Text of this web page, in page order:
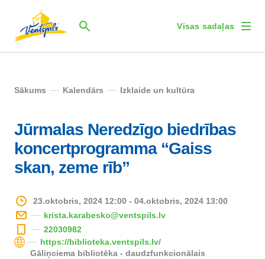
Visas sadaļas
Sākums Kalendārs Izklaide un kultūra
Jūrmalas Neredzīgo biedrības
koncertprogramma “Gaiss
skan, zeme rīb”
23.oktobris, 2024 12:00 - 04.oktobris, 2024 13:00
krista.karabesko@ventspils.lv
22030982
https://biblioteka.ventspils.lv/
Gāliņciema bibliotēka - daudzfunkcionālais